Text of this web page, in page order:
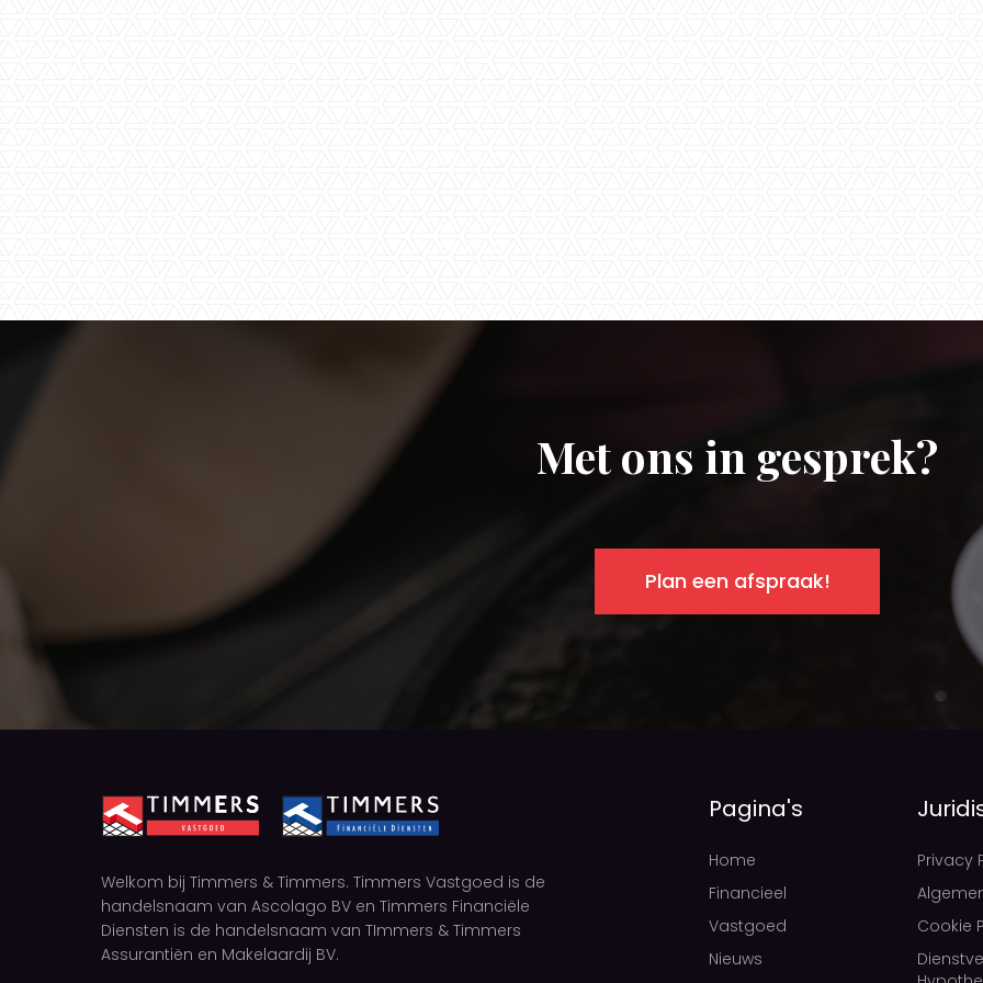
Met ons in gesprek?
Plan een afspraak!
Welkom bij Timmers & Timmers. Timmers Vastgoed is de
handelsnaam van Ascolago BV en Timmers Financiële
Diensten is de handelsnaam van TImmers & Timmers
Assurantiën en Makelaardij BV.
Pagina's
Home
Financieel
Vastgoed
Nieuws
Privacy
Cookie